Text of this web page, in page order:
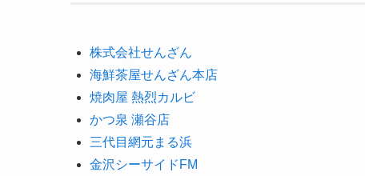
株式会社せんざん
海鮮茶屋せんざん本店
焼肉屋 熱烈カルビ
かつ泉 瀬谷店
三代目網元まる浜
金沢シーサイドFM